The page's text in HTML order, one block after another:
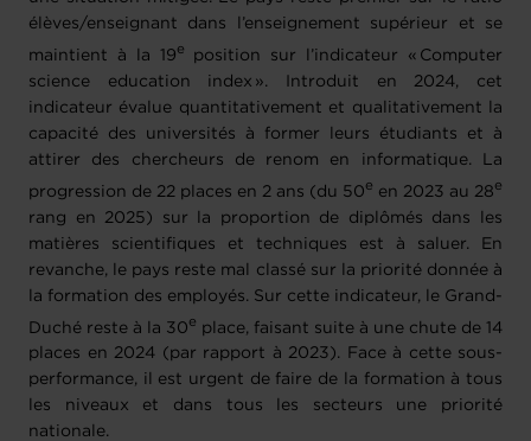
élèves/enseignant dans l’enseignement supérieur et se
maintient à la 19e position sur l’indicateur « Computer
science education index ». Introduit en 2024, cet
indicateur évalue quantitativement et qualitativement la
capacité des universités à former leurs étudiants et à
attirer des chercheurs de renom en informatique. La
progression de 22 places en 2 ans (du 50e en 2023 au 28e
rang en 2025) sur la proportion de diplômés dans les
matières scientifiques et techniques est à saluer. En
revanche, le pays reste mal classé sur la priorité donnée à
la formation des employés. Sur cette indicateur, le Grand-
Duché reste à la 30e place, faisant suite à une chute de 14
places en 2024 (par rapport à 2023). Face à cette sous-
performance, il est urgent de faire de la formation à tous
les niveaux et dans tous les secteurs une priorité
nationale.